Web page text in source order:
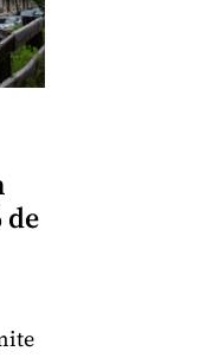
de